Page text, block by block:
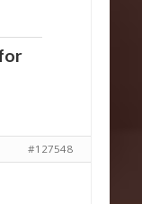
#127548